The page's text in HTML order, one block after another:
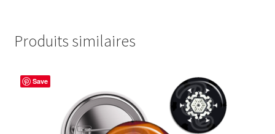
Produits similaires
Save